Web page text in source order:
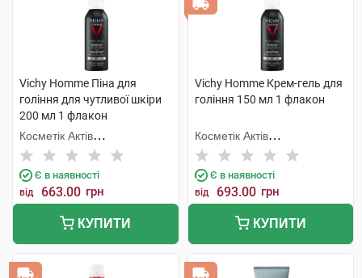
Vichy Homme Піна для
гоління для чутливої шкіри
200 мл 1 флакон
Косметік Актів
Інтернаціональ
Є в наявності
від 663.00 грн
КУПИТИ
Vichy Homme Крем-гель для
гоління 150 мл 1 флакон
Косметік Актів
Інтернаціональ
Є в наявності
від 693.00 грн
КУПИТИ